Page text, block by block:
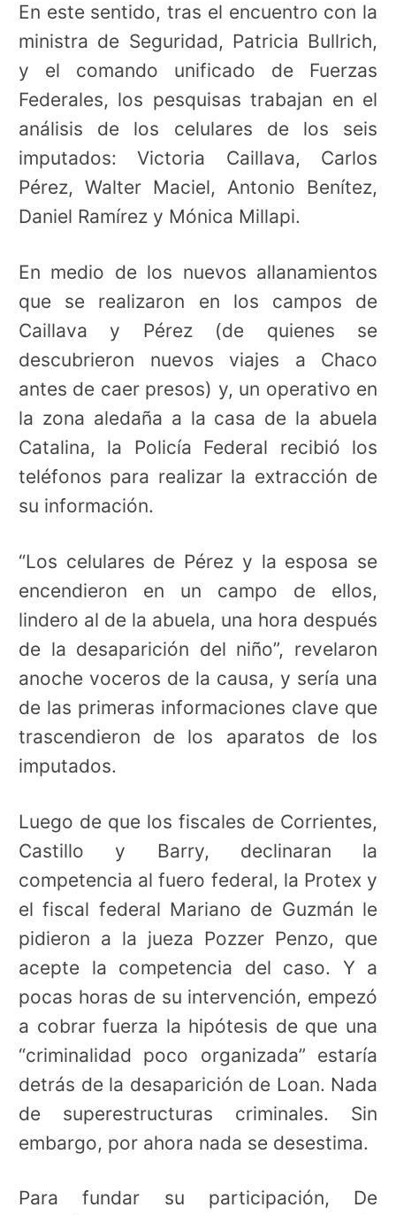
En este sentido, tras el encuentro con la
ministra de Seguridad, Patricia Bullrich,
y el comando unificado de Fuerzas
Federales, los pesquisas trabajan en el
análisis de los celulares de los seis
imputados: Victoria Caillava, Carlos
Pérez, Walter Maciel, Antonio Benítez,
Daniel Ramírez y Mónica Millapi.
En medio de los nuevos allanamientos
que se realizaron en los campos de
Caillava y Pérez (de quienes se
descubrieron nuevos viajes a Chaco
antes de caer presos) y, un operativo en
la zona aledaña a la casa de la abuela
Catalina, la Policía Federal recibió los
teléfonos para realizar la extracción de
su información.
“Los celulares de Pérez y la esposa se
encendieron en un campo de ellos,
lindero al de la abuela, una hora después
de la desaparición del niño”, revelaron
anoche voceros de la causa, y sería una
de las primeras informaciones clave que
trascendieron de los aparatos de los
imputados.
Luego de que los fiscales de Corrientes,
Castillo y Barry, declinaran la
competencia al fuero federal, la Protex y
el fiscal federal Mariano de Guzmán le
pidieron a la jueza Pozzer Penzo, que
acepte la competencia del caso. Y a
pocas horas de su intervención, empezó
a cobrar fuerza la hipótesis de que una
“criminalidad poco organizada” estaría
detrás de la desaparición de Loan. Nada
de superestructuras criminales. Sin
embargo, por ahora nada se desestima.
Para fundar su participación, De